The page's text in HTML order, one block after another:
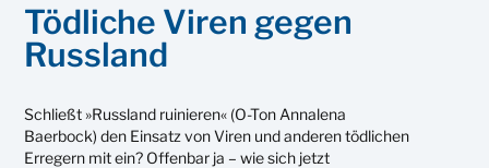
Tödliche Viren gegen
Russland
Schließt »Russland ruinieren« (O-Ton Annalena
Baerbock) den Einsatz von Viren und anderen tödlichen
Erregern mit ein? Offenbar ja – wie sich jetzt